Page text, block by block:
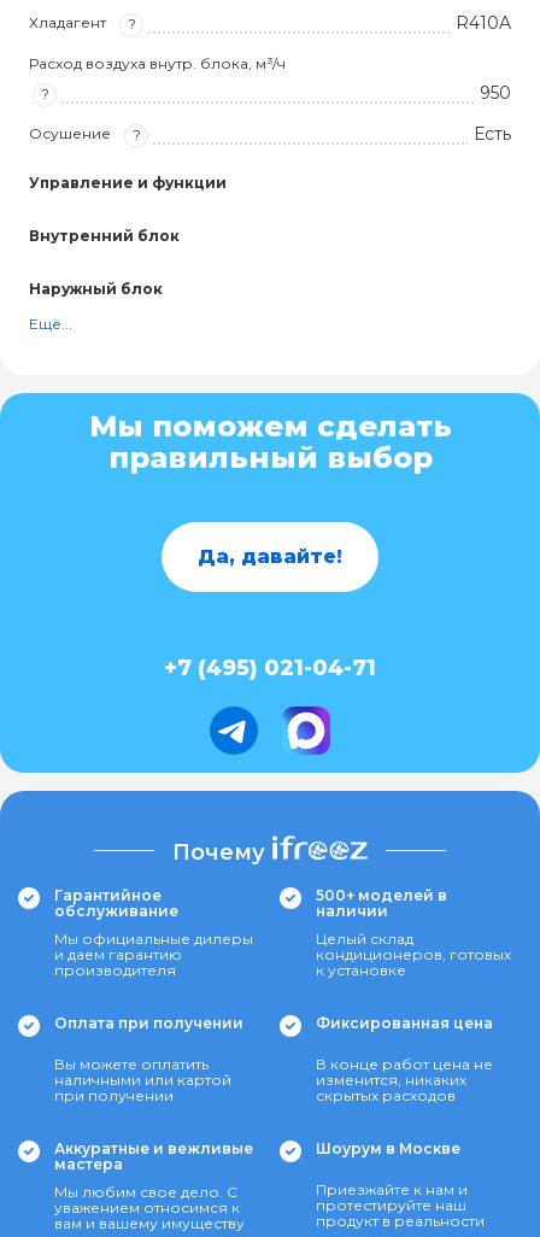
Хладагент ? R410A
Расход воздуха внутр. блока, м³/ч
?
950
Осушение ? Есть
Управление и функции
Внутренний блок
Наружный блок
Ещё...
Мы поможем сделать
правильный выбор
Да, давайте!
+7 (495) 021-04-71
Почему
Гарантийное
обслуживание
Мы официальные дилеры
и даем гарантию
производителя
500+ моделей в
наличии
Целый склад
кондиционеров, готовых
к установке
Оплата при получении
Вы можете оплатить
наличными или картой
при получении
Фиксированная цена
В конце работ цена не
изменится, никаких
скрытых расходов
Аккуратные и вежливые
мастера
Мы любим свое дело. С
уважением относимся к
вам и вашему имуществу
Шоурум в Москве
Приезжайте к нам и
протестируйте наш
продукт в реальности